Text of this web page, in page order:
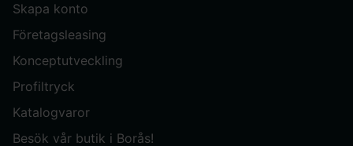
Skapa konto
Företagsleasing
Konceptutveckling
Profiltryck
Katalogvaror
Besök vår butik i Borås!